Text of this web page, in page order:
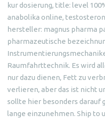
kur dosierung, title: level
anabolika online,
hersteller: magnus pharma
pharmazeutische
Raumfahrttechnik. Es wird
nur dazu dienen, Fett zu
verlieren, aber das ist nicht
sollte hier besonders darauf
lange einzunehmen. Ship to